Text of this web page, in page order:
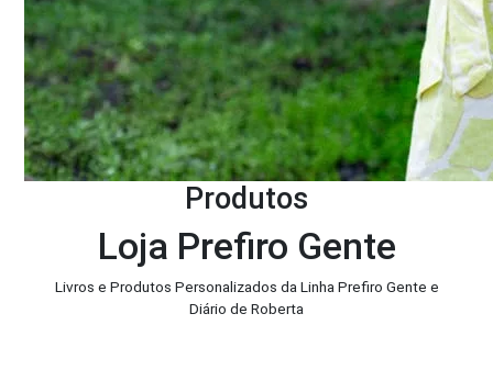
Produtos
Loja Prefiro Gente
Livros e Produtos Personalizados da Linha Prefiro Gente e
Diário de Roberta